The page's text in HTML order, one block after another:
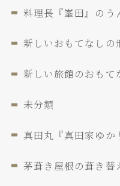
料理長『峯田』のう
新しいおもてなしの
新しい旅館のおもて
未分類
真田丸『真田家ゆか
茅葺き屋根の葺き替